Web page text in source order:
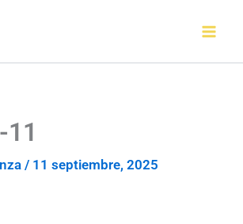
/ 11 septiembre, 2025